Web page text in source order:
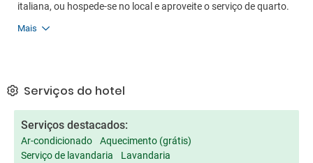
italiana, ou hospede-se no local e aproveite o serviço de quarto.
Mais
Serviços do hotel
Serviços destacados:
Ar-condicionado
Aquecimento (grátis)
Serviço de lavandaria
Lavandaria